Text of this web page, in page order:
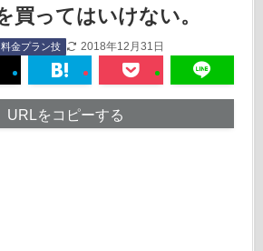
買ってはいけない。
金プラン技 2018年12月31日
URLをコピーする